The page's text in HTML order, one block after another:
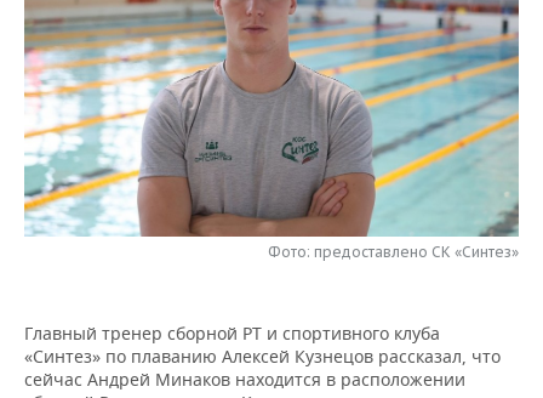
НЕФТЬ
ОПК
ЭНЕРГЕТИКА
РОЗНИЧНАЯ ТОРГОВЛЯ
ТРАНСПОРТ
УСЛУГИ
НОВОСТИ ТЕХНОЛОГИЙ
IT
МЕДИА
ТЕЛЕКОММУНИКАЦИИ
МЕРОПРИЯТИЯ
НОВОСТИ МЕРОПРИЯТИЙ
ВЫЕЗДНАЯ РЕДАКЦИЯ
БИЗНЕС-БРАНЧИ
СПОРТ
НОВОСТИ СПОРТА
ФУТБОЛ
ВОЛЕЙБОЛ
ОБЩЕСТВО
НОВОСТИ ОБЩЕСТВА
ИСТОРИЯ
ФОТОГАЛЕРЕЯ
СПИСОК ПЕРСОН
ПОЛНАЯ ВЕРСИЯ
Фото: предоставлено СК «Синтез»
Главный тренер сборной РТ и спортивного клуба
«Синтез» по плаванию Алексей Кузнецов рассказал, что
сейчас Андрей Минаков находится в расположении